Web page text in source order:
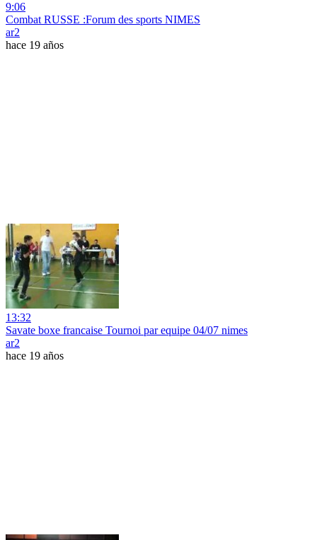
9:06
Combat RUSSE :Forum des sports NIMES
ar2
hace 19 años
13:32
Savate boxe francaise Tournoi par equipe 04/07 nimes
ar2
hace 19 años